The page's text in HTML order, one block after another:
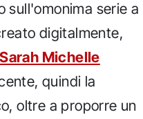
sull'omonima serie a
digitalmente,
Sarah Michelle
quindi la
oltre a proporre un